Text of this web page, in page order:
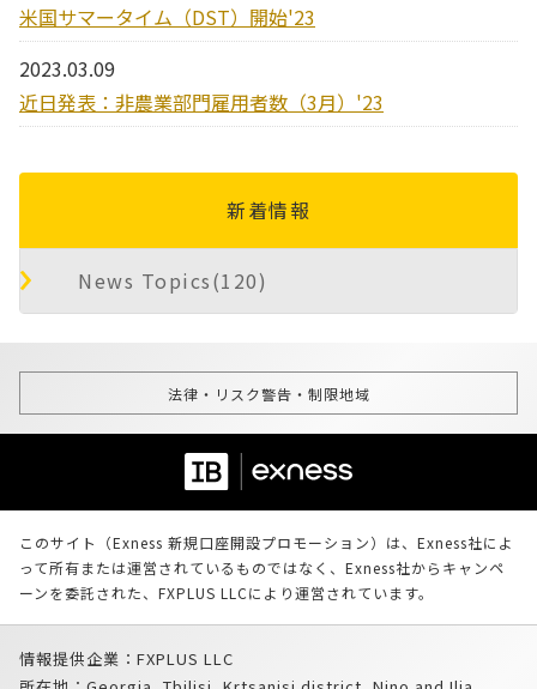
米国サマータイム（DST）開始'23
2023.03.09
近日発表：非農業部門雇用者数（3月）'23
新着情報
News Topics(120)
法律・リスク警告・制限地域
このサイト（Exness 新規口座開設プロモーション）は、Exness社によ
って所有または運営されているものではなく、Exness社からキャンペ
ーンを委託された、FXPLUS LLCにより運営されています。
情報提供企業：FXPLUS LLC